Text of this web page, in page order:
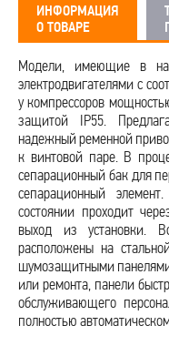
ИНФОРМАЦИЯ
О ТОВАРЕ
Модели, имеющие в
электродвигателями с
у компрессоров
защитой IP55.
надежный ременной
к винтовой паре. В
сепарационный бак для
сепарационный
состоянии проходит
выход из установки.
расположены на
шумозащитными
или ремонта, панели
обслуживающего
полностью